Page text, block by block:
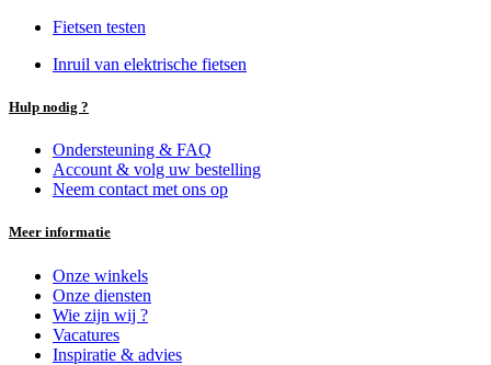
Fietsen testen
Inruil van elektrische fietsen
Hulp nodig ?
Ondersteuning & FAQ
Account & volg uw bestelling
Neem contact met ons op
Meer informatie
Onze winkels
Onze diensten
Wie zijn wij ?
Vacatures
Inspiratie & advies